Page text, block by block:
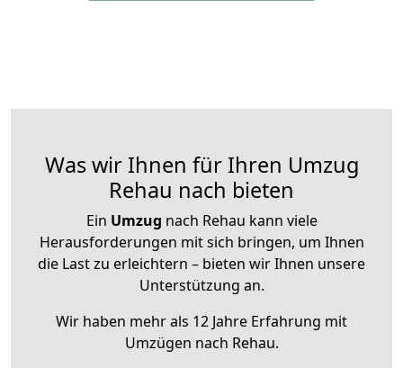
Was wir Ihnen für Ihren Umzug
Rehau nach bieten
Ein Umzug nach Rehau kann viele
Herausforderungen mit sich bringen, um Ihnen
die Last zu erleichtern – bieten wir Ihnen unsere
Unterstützung an.
Wir haben mehr als 12 Jahre Erfahrung mit
Umzügen nach Rehau.